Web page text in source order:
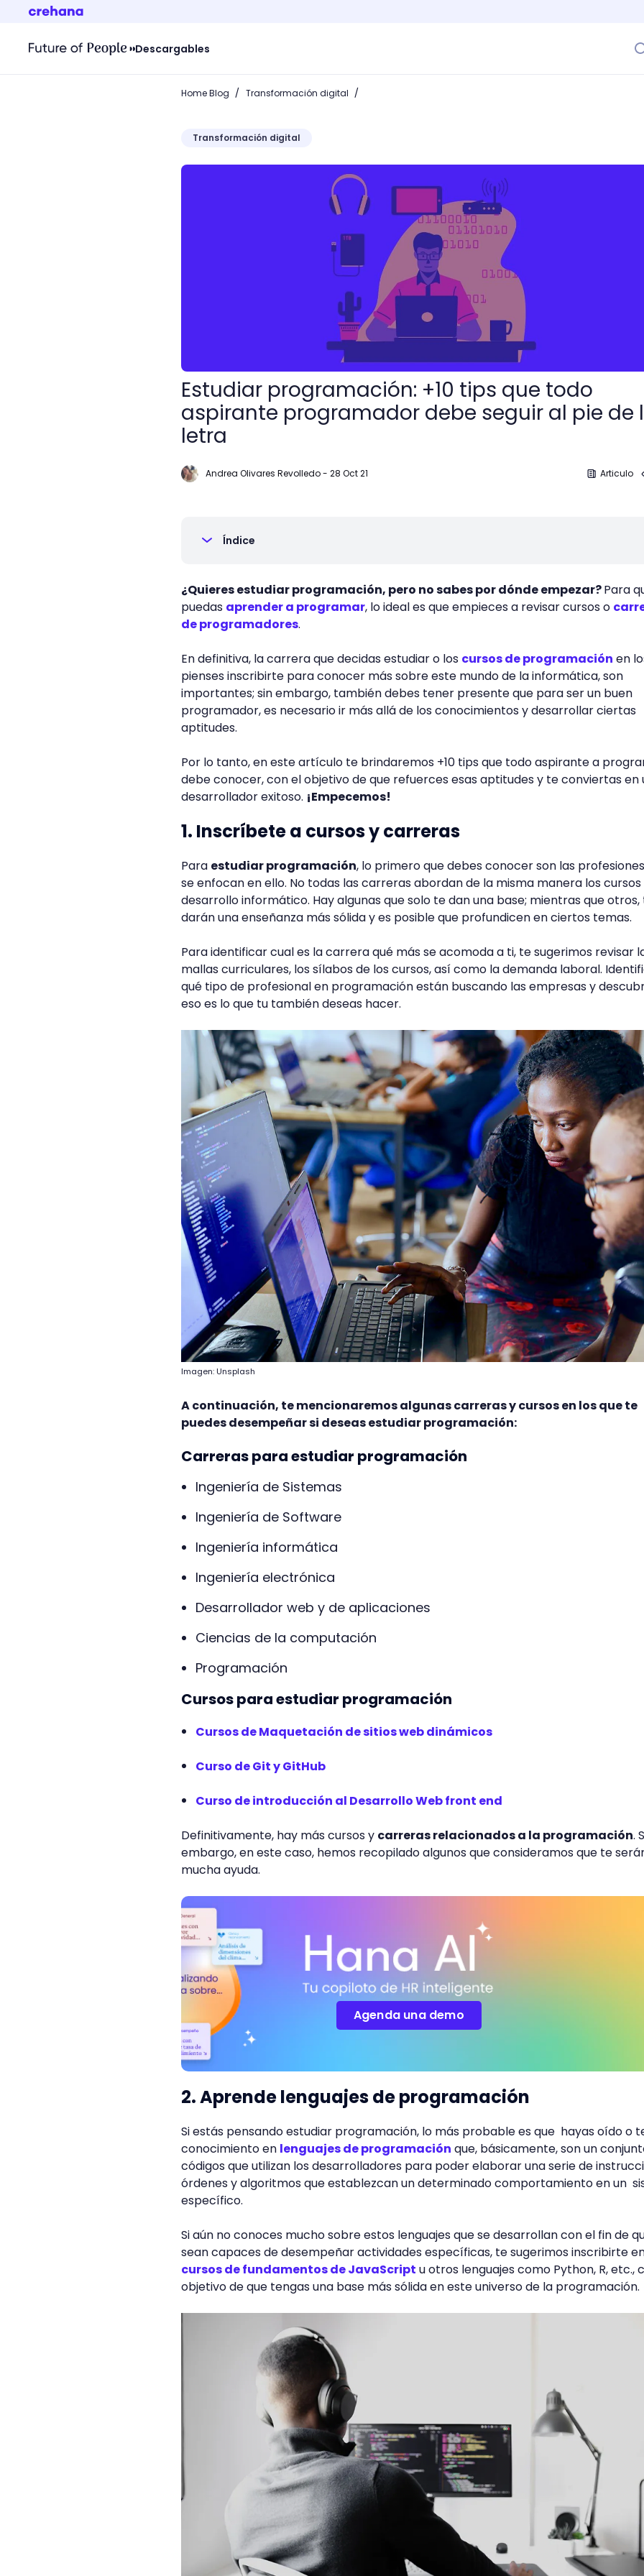
Descargables
Home Blog / Transformación digital /
Transformación digital
Estudiar programación: +10 tips que todo aspirante programador debe seguir al pie
Estudiar programación: +10 tips que todo
aspirante programador debe seguir al pie de
letra
Andrea Olivares Revolledo- 28 Oct 21 Articulo
Índice
¿Quieres estudiar programación, pero no sabes por dónde empezar?Para
puedas aprender a programar, lo ideal es que empieces a revisar cursos o
de programadores.
En definitiva, la carrera que decidas estudiar o los cursos de programación en
pienses inscribirte para conocer más sobre este mundo de la informática, son
importantes; sin embargo, también debes tener presente que para ser un buen
programador, es necesario ir más allá de los conocimientos y desarrollar ciertas
aptitudes.
Por lo tanto, en este artículo te brindaremos +10 tips que todo aspirante a
debe conocer, con el objetivo de que refuerces esas aptitudes y te conviertas en
desarrollador exitoso. ¡Empecemos!
1. Inscríbete a cursos y carreras
Para estudiar programación, lo primero que debes conocer son las
se enfocan en ello. No todas las carreras abordan de la misma manera los cursos
desarrollo informático. Hay algunas que solo te dan una base; mientras que otros,
darán una enseñanza más sólida y es posible que profundicen en ciertos temas.
Para identificar cual es la carrera qué más se acomoda a ti, te sugerimos revisar
mallas curriculares, los sílabos de los cursos, así como la demanda laboral.
qué tipo de profesional en programación están buscando las empresas y
eso es lo que tu también deseas hacer.
Imagen: Unsplash
A continuación, te mencionaremos algunas carreras y cursos en los que te
puedes desempeñar si deseas estudiar programación:
Carreras para estudiar programación
Ingeniería de Sistemas
Ingeniería de Software
Ingeniería informática
Ingeniería electrónica
Desarrollador web y de aplicaciones
Ciencias de la computación
Programación
Cursos para estudiar programación
Cursos de Maquetación de sitios web dinámicos
Curso de Git y GitHub
Curso de introducción al Desarrollo Web front end
Definitivamente, hay más cursos y carreras relacionados a la programación.
embargo, en este caso, hemos recopilado algunos que consideramos que te
mucha ayuda.
Agenda una demo
2. Aprende lenguajes de programación
Si estás pensando estudiar programación, lo más probable es que hayas oído o
conocimiento en lenguajes de programación que, básicamente, son un
códigos que utilizan los desarrolladores para poder elaborar una serie de
órdenes y algoritmos que establezcan un determinado comportamiento en un
específico.
Si aún no conoces mucho sobre estos lenguajes que se desarrollan con el fin de
sean capaces de desempeñar actividades específicas, te sugerimos inscribirte
cursos de fundamentos de JavaScript u otros lenguajes como Python, R, etc.,
objetivo de que tengas una base más sólida en este universo de la programación.